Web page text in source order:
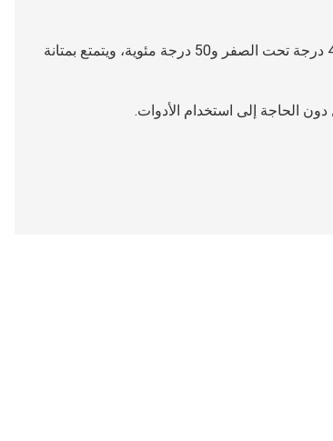
يمكنه الحفاظ على نفس الشكل في ظل بيئة تصل إلى 45 درجة تحت الصفر و50 درجة مئوية، ويتمتع بمتانة
الحاجة إلى استخدام الأدوات.
إلخ، أو حسب متطلبات العميل.